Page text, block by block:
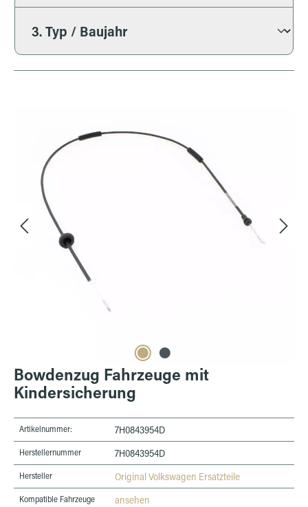
Bowdenzug Fahrzeuge mit
Kindersicherung
Artikelnummer: 7H0843954D
Herstellernummer 7H0843954D
Hersteller Original Volkswagen Ersatzteile
Kompatible Fahrzeuge ansehen